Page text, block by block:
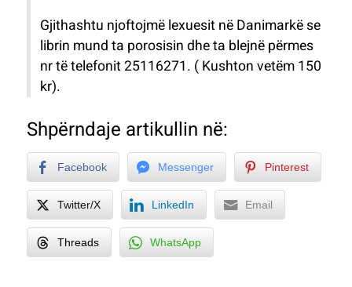
Gjithashtu njoftojmë lexuesit në Danimarkë se
librin mund ta porosisin dhe ta blejnë përmes
nr të telefonit 25116271. ( Kushton vetëm 150
kr).
Shpërndaje artikullin në:
Facebook Messenger Pinterest
Twitter/X LinkedIn Email
Threads WhatsApp